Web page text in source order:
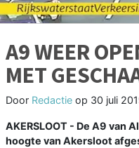
A9 WEER
MET
Door Redactie op 30 juli
AKERSLOOT - De A9 van
hoogte van Akersloot